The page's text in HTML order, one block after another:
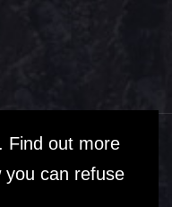
Find out more
you can refuse